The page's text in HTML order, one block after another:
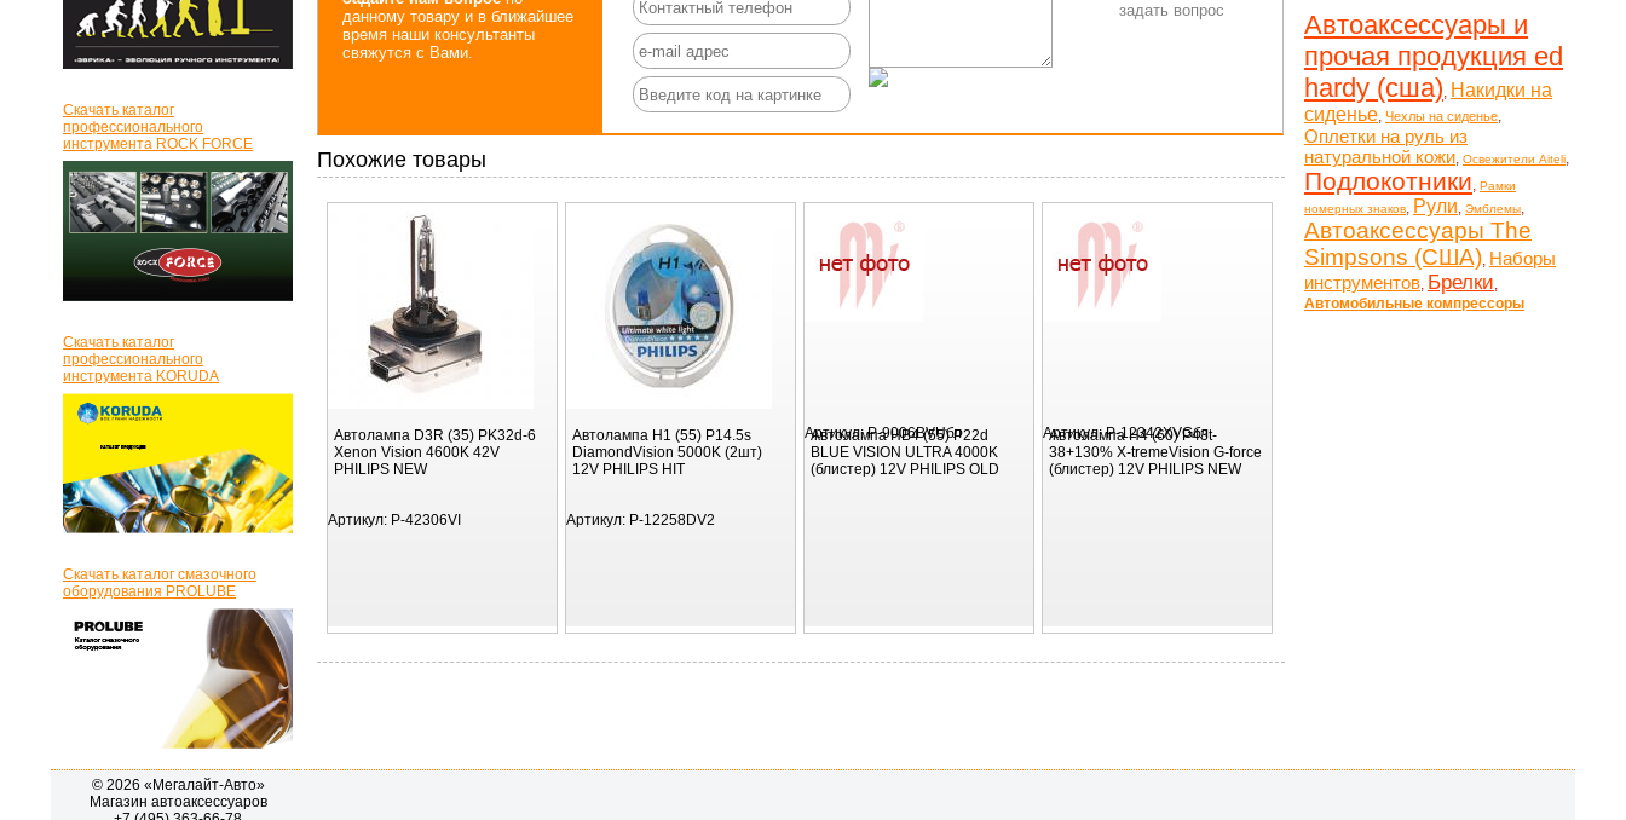
данному товару и в ближайшее
время наши консультанты
свяжутся с Вами.
Похожие товары
Автолампа D3R (35) PK32d-6
Xenon Vision 4600K 42V
PHILIPS NEW
Артикул: P-42306VI
Автолампа H1 (55) P14.5s
DiamondVision 5000K (2шт)
12V PHILIPS HIT
Артикул: P-12258DV2
Автолампа HB4 (55) P22d
BLUE VISION ULTRA 4000K
(блистер) 12V PHILIPS OLD
Артикул:P-9006BVUбл
Автолампа H4 (60) P43t-
38+130% X-tremeVision G-force
(блистер) 12V PHILIPS NEW
Артикул:P-12342XVGбл
Скачать каталог
профессионального
инструмента ROCK FORCE
Скачать каталог
профессионального
инструмента KORUDA
Скачать каталог смазочного
оборудования PROLUBE
Автоаксессуары и
прочая продукция ed
hardy (сша), Накидки на
сиденье, Чехлы на сиденье,
Оплетки на руль из
натуральной кожи, Освежители Aiteli,
Подлокотники, Рамки
номерных знаков, Рули, Эмблемы,
Автоаксессуары The
Simpsons (США), Наборы
инструментов, Брелки,
Автомобильные компрессоры
© 2026 «Мегалайт-Авто»
Магазин автоаксессуаров